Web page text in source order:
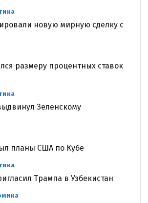
новую мирную сделку с
размеру процентных ставок
Зеленскому
планы США по Кубе
Трампа в Узбекистан